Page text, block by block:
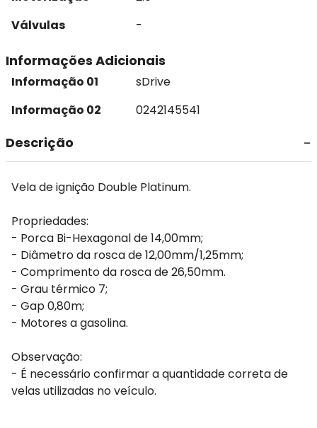
Válvulas
-
Informações Adicionais
Informação 01
sDrive
Informação 02
0242145541
Descrição
Vela de ignição Double Platinum.
Propriedades:
- Porca Bi-Hexagonal de 14,00mm;
- Diâmetro da rosca de 12,00mm/1,25mm;
- Comprimento da rosca de 26,50mm.
- Grau térmico 7;
- Gap 0,80m;
- Motores a gasolina.
Observação:
- É necessário confirmar a quantidade correta de
velas utilizadas no veículo.